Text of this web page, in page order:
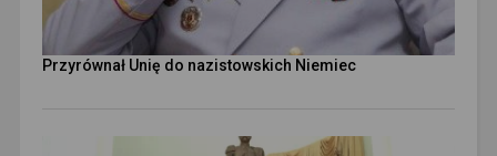
Przyrównał Unię do nazistowskich Niemiec